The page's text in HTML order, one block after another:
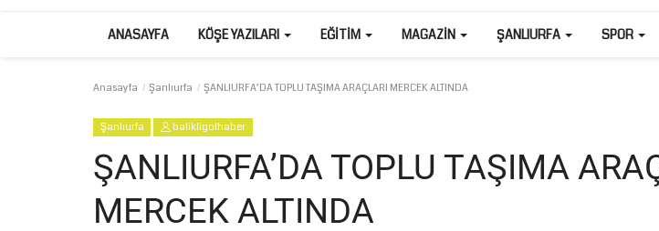
ANASAYFA KÖŞE YAZILARI EĞITIM MAGAZIN ŞANLIURFA SPOR
Anasayfa Şanlıurfa ŞANLIURFA’DA TOPLU TAŞIMA ARAÇLARI MERCEK ALTINDA
Şanlıurfa balikligolhaber
ŞANLIURFA’DA TOPLU TAŞIMA
MERCEK ALTINDA